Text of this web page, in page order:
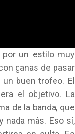
un estilo muy
ganas de pasar
buen trofeo. El
el objetivo. La
de la banda, que
nada más. Eso sí,